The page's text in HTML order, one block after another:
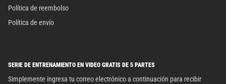
Política de reembolso
Política de envío
SERIE DE ENTRENAMIENTO EN VIDEO GRATIS DE 5 PARTES
Simplemente ingresa tu correo electrónico a continuación para recibir